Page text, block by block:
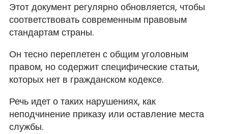
Этот документ регулярно обновляется, чтобы
соответствовать современным правовым
стандартам страны.
Он тесно переплетен с общим уголовным
правом, но содержит специфические статьи,
которых нет в гражданском кодексе.
Речь идет о таких нарушениях, как
неподчинение приказу или оставление места
службы.